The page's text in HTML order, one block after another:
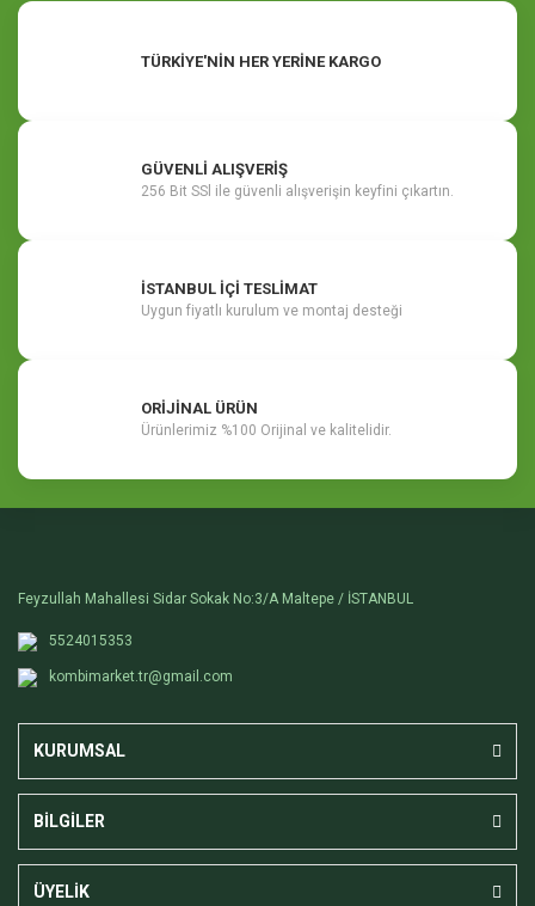
TÜRKİYE'NİN HER YERİNE KARGO
GÜVENLİ ALIŞVERİŞ
256 Bit SSl ile güvenli alışverişin keyfini çıkartın.
İSTANBUL İÇİ TESLİMAT
Uygun fiyatlı kurulum ve montaj desteği
ORİJİNAL ÜRÜN
Ürünlerimiz %100 Orijinal ve kalitelidir.
Feyzullah Mahallesi Sidar Sokak No:3/A Maltepe / İSTANBUL
5524015353
kombimarket.tr@gmail.com
KURUMSAL
BİLGİLER
ÜYELİK